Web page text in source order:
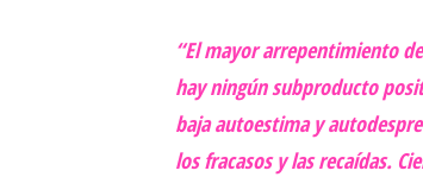
“El mayor arrepentimiento
hay ningún subproducto
baja autoestima y
los fracasos y las recaídas.